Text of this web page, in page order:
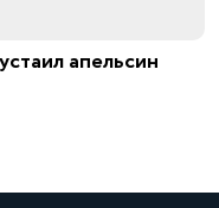
апельсин